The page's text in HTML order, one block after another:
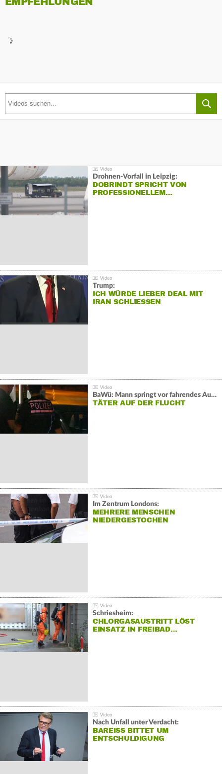
Drohnen-Vorfall in Leipzig:
DOBRINDT SPRICHT VON
PROFESSIONELLEM…
Trump:
ICH WÜRDE LIEBER DEAL MIT
IRAN SCHLIESSEN
BaWü: Mann springt vor fahrendes Auto und schießt
TÄTER AUF DER FLUCHT
Im Zentrum Londons:
MEHRERE MENSCHEN
NIEDERGESTOCHEN
Schriesheim:
CHLORGASAUSTRITT LÖST
EINSATZ IN FREIBAD…
Nach Unfall unter Verdacht:
BAREISS BITTET UM E
NTSCHULDIGUNG